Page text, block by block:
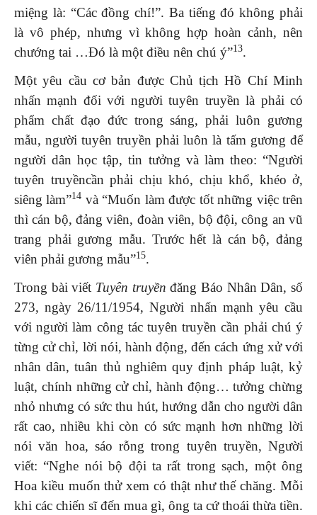
miệng là: “Các đồng chí!”. Ba tiếng đó không phải
là vô phép, nhưng vì không hợp hoàn cảnh, nên
chướng tai …Đó là một điều nên chú ý”13.
Một yêu cầu cơ bản được Chủ tịch Hồ Chí Minh
nhấn mạnh đối với người tuyên truyền là phải có
phẩm chất đạo đức trong sáng, phải luôn gương
mẫu, người tuyên truyền phải luôn là tấm gương để
người dân học tập, tin tưởng và làm theo: “Người
tuyên truyềncần phải chịu khó, chịu khổ, khéo ở,
siêng làm”14 và “Muốn làm được tốt những việc trên
thì cán bộ, đảng viên, đoàn viên, bộ đội, công an vũ
trang phải gương mẫu. Trước hết là cán bộ, đảng
viên phải gương mẫu”15.
Trong bài viết Tuyên truyền đăng Báo Nhân Dân, số
273, ngày 26/11/1954, Người nhấn mạnh yêu cầu
với người làm công tác tuyên truyền cần phải chú ý
từng cử chỉ, lời nói, hành động, đến cách ứng xử với
nhân dân, tuân thủ nghiêm quy định pháp luật, kỷ
luật, chính những cử chỉ, hành động… tưởng chừng
nhỏ nhưng có sức thu hút, hướng dẫn cho người dân
rất cao, nhiều khi còn có sức mạnh hơn những lời
nói văn hoa, sáo rỗng trong tuyên truyền, Người
viết: “Nghe nói bộ đội ta rất trong sạch, một ông
Hoa kiều muốn thử xem có thật như thế chăng. Mỗi
khi các chiến sĩ đến mua gì, ông ta cứ thoái thừa tiền.